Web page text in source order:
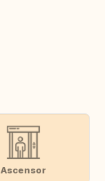
Ascensor